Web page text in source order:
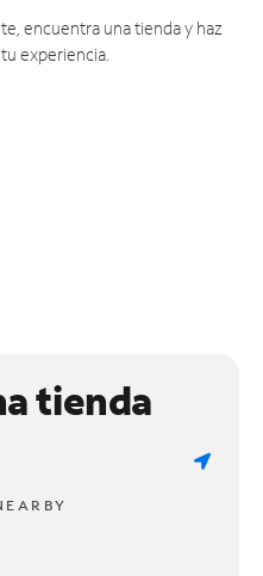
encuentra una tienda y haz
experiencia.
tienda